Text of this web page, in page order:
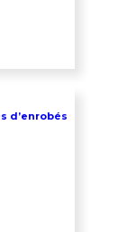
d’enrobés
GHV
ajuste